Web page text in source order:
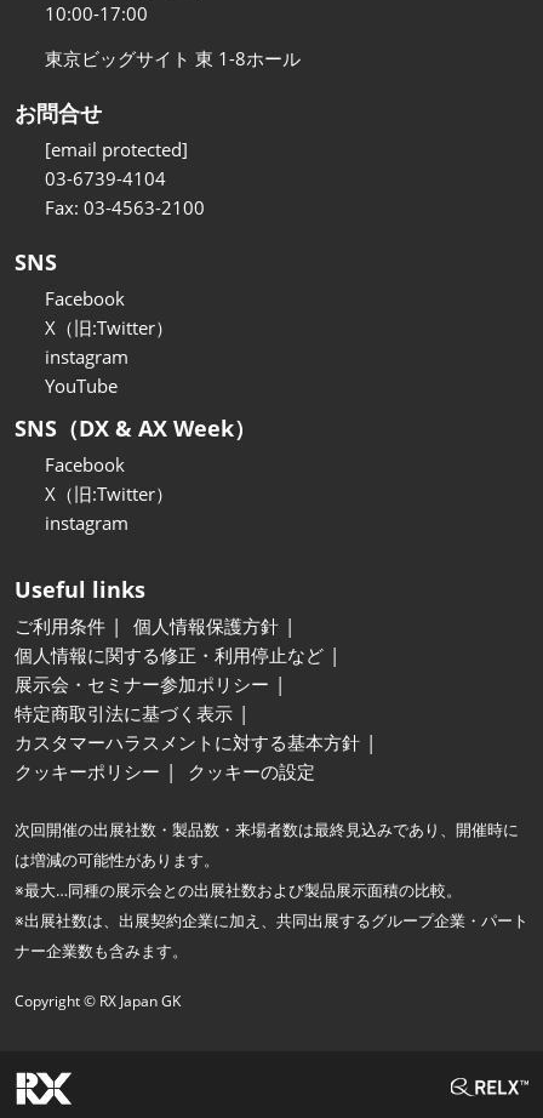
10:00-17:00
東京ビッグサイト 東 1-8ホール
お問合せ
[email protected]
03-6739-4104
Fax: 03-4563-2100
SNS
Facebook
X（旧:Twitter）
instagram
YouTube
SNS（DX & AX Week）
Facebook
X（旧:Twitter）
instagram
Useful links
ご利用条件
個人情報保護方針
個人情報に関する修正・利用停止など
展示会・セミナー参加ポリシー
特定商取引法に基づく表示
カスタマーハラスメントに対する基本方針
クッキーポリシー
クッキーの設定
次回開催の出展社数・製品数・来場者数は最終見込みであり、開催時に
は増減の可能性があります。
※最大…同種の展示会との出展社数および製品展示面積の比較。
※出展社数は、出展契約企業に加え、共同出展するグループ企業・パート
ナー企業数も含みます。
Copyright © RX Japan GK